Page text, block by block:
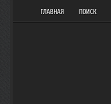
ГЛАВНАЯ ПОИСК